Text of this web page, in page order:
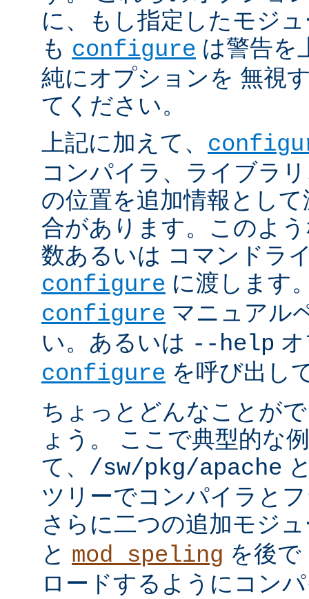
に、もし指定したモジ
も configure は警告を
純にオプションを 無視
てください。
上記に加えて、
コンパイラ、ライブラ
の位置を追加情報とし
合があります。このよ
数あるいは コマンドラ
configure に渡します
configure マニュアル
い。あるいは --help
configure を呼び出し
ちょっとどんなことが
ょう。 ここで典型的な
て、 /sw/pkg/apache
ツリーでコンパイラと
さらに二つの追加モジ
と mod_speling を後
ロードするようにコン